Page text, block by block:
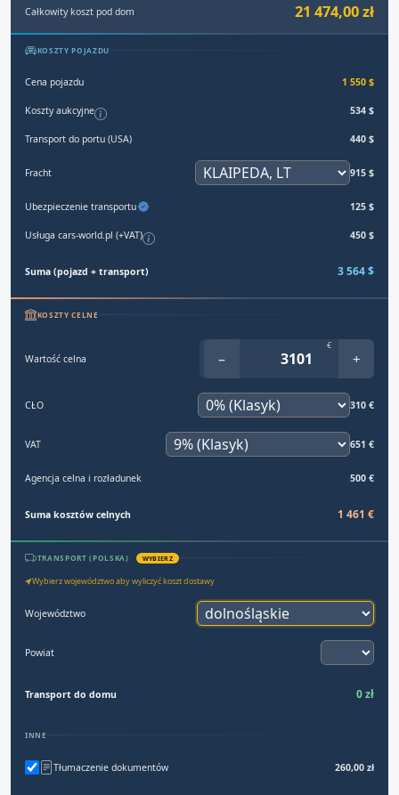
Całkowity koszt pod dom 21 474,00 zł
KOSZTY POJAZDU
Cena pojazdu 1 550 $
Koszty aukcyjne 534 $
Transport do portu (USA) 440 $
Fracht 915 $
Ubezpieczenie transportu 125 $
Usługa cars-world.pl (+VAT) 450 $
Suma (pojazd + transport) 3 564 $
KOSZTY CELNE
Wartość celna −
€
+
CŁO 310 €
VAT 651 €
Agencja celna i rozładunek 500 €
Suma kosztów celnych 1 461 €
TRANSPORT (POLSKA) WYBIERZ
Wybierz województwo aby wyliczyć koszt dostawy
Województwo
Powiat
Transport do domu 0 zł
INNE
Tłumaczenie dokumentów 260,00 zł